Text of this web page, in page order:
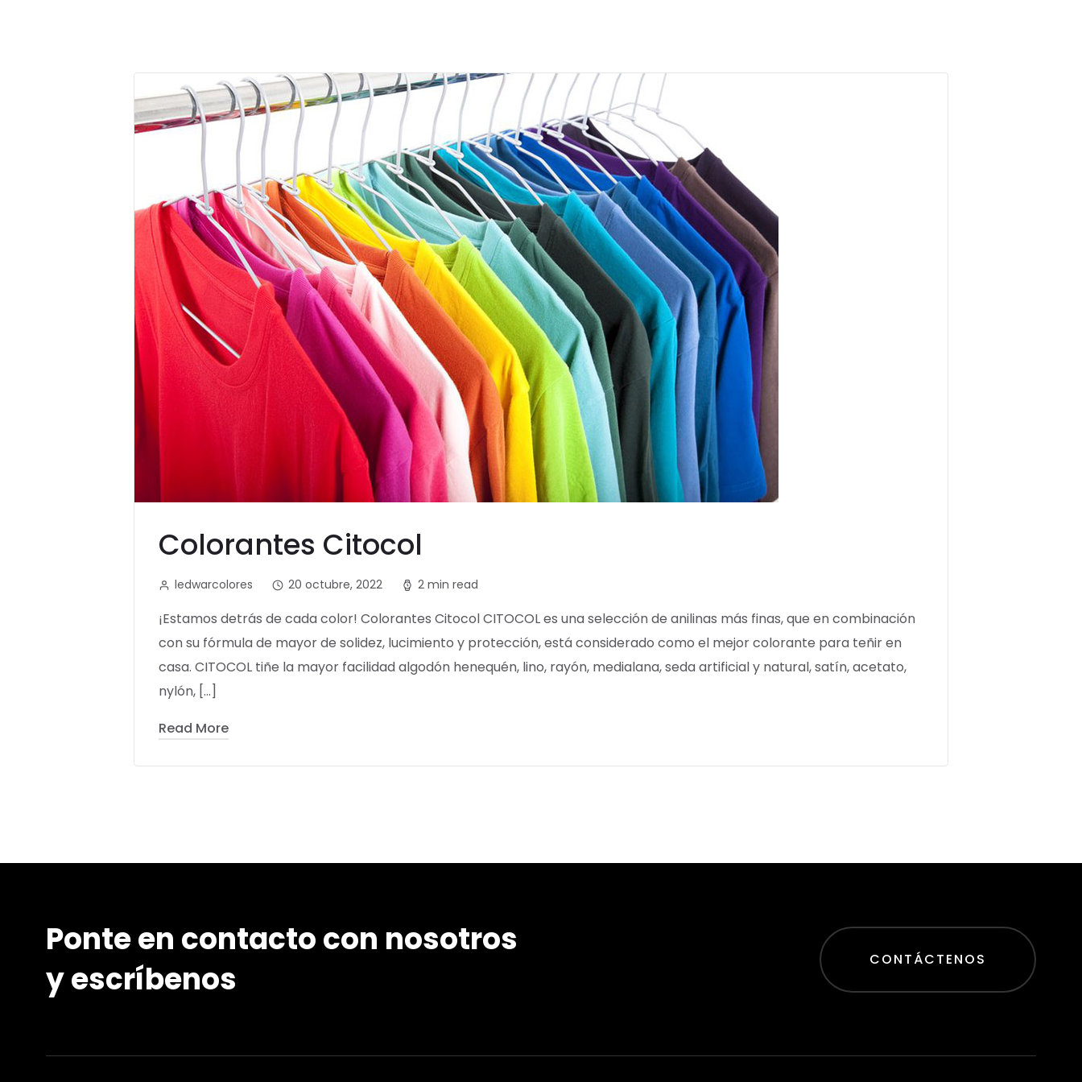
Colorantes Citocol
ledwarcolores 20 octubre, 2022 2 min read
¡Estamos detrás de cada color! Colorantes Citocol CITOCOL es una selección de anilinas más finas, que en combinación
con su fórmula de mayor de solidez, lucimiento y protección, está considerado como el mejor colorante para teñir en
casa. CITOCOL tiñe la mayor facilidad algodón henequén, lino, rayón, medialana, seda artificial y natural, satín, acetato,
nylón, […]
Read More
Ponte en contacto con nosotros
y escríbenos
CONTÁCTENOS